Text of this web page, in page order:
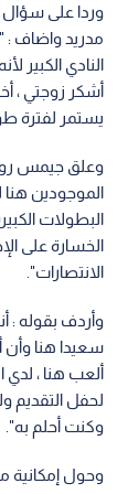
وردا على سؤال
مدريد واضاف :
النادي الكبير
أشكر زوجتي ،
يستمر لفترة
وعلق جيمس
الموجودين هنا
البطولات
الخسارة على
الانتصارات".
وأردف بقوله :
سعيدا هنا وأن
ألعب هنا ، لدي
لحفل التقديم
وكنت أحلم به".
وحول إمكانية